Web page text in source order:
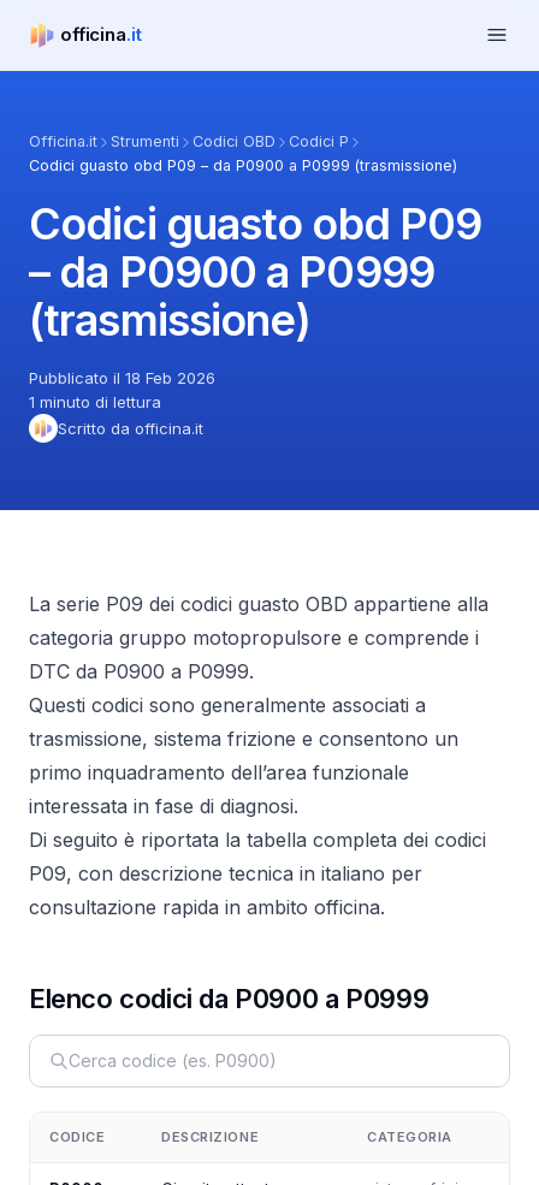
officina.it
officina.it Apri
Officina.it Strumenti Codici OBD
Codici P
Codici guasto obd P09 – da P0900 a P0999 (trasmissione)
Codici guasto obd P09
– da P0900 a P0999
(trasmissione)
Pubblicato il 18 Feb 2026
1 minuto di lettura
Scritto da officina.it
La serie P09 dei codici guasto OBD appartiene alla
categoria gruppo motopropulsore e comprende i
DTC da P0900 a P0999.
Questi codici sono generalmente associati a
trasmissione, sistema frizione e consentono un
primo inquadramento dell’area funzionale
interessata in fase di diagnosi.
Di seguito è riportata la tabella completa dei codici
P09, con descrizione tecnica in italiano per
consultazione rapida in ambito officina.
Elenco codici da P0900 a P0999
CODICE DESCRIZIONE CATEGORIA